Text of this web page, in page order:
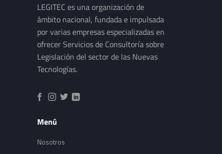
LEGITEC es una organización de
ámbito nacional, fundada e impulsada
por varias empresas especializadas en
ofrecer Servicios de Consultoría sobre
Legislación del sector de las Nuevas
Tecnologías.
Menú
Nosotros